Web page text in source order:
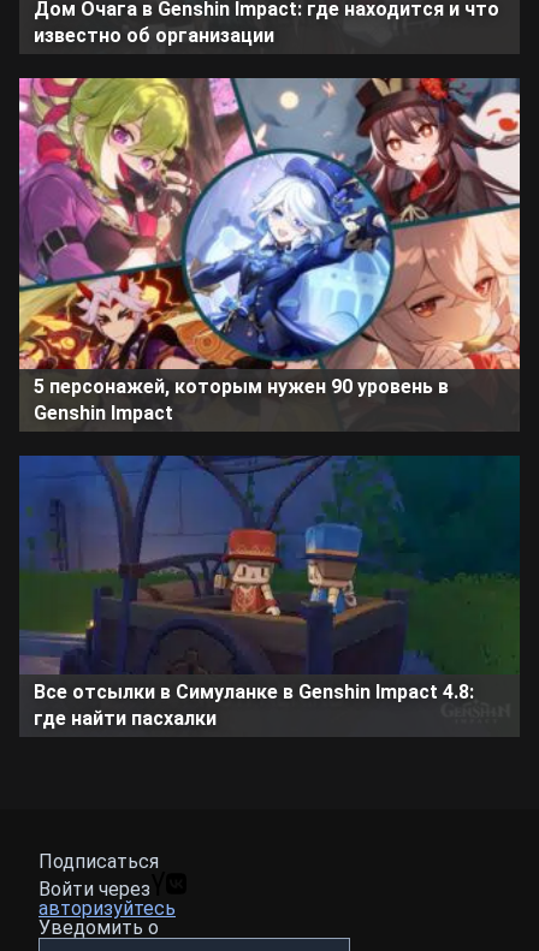
Дом Очага в Genshin Impact: где находится и что
известно об организации
5 персонажей, которым нужен 90 уровень в
Genshin Impact
Все отсылки в Симуланке в Genshin Impact 4.8:
где найти пасхалки
Подписаться
Войти через
авторизуйтесь
Уведомить о